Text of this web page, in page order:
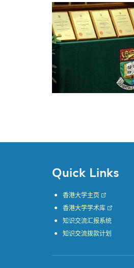
Quick Links
香港大学主页
香港大学学术库
知识交流汇报系统
知识交流拨款计划